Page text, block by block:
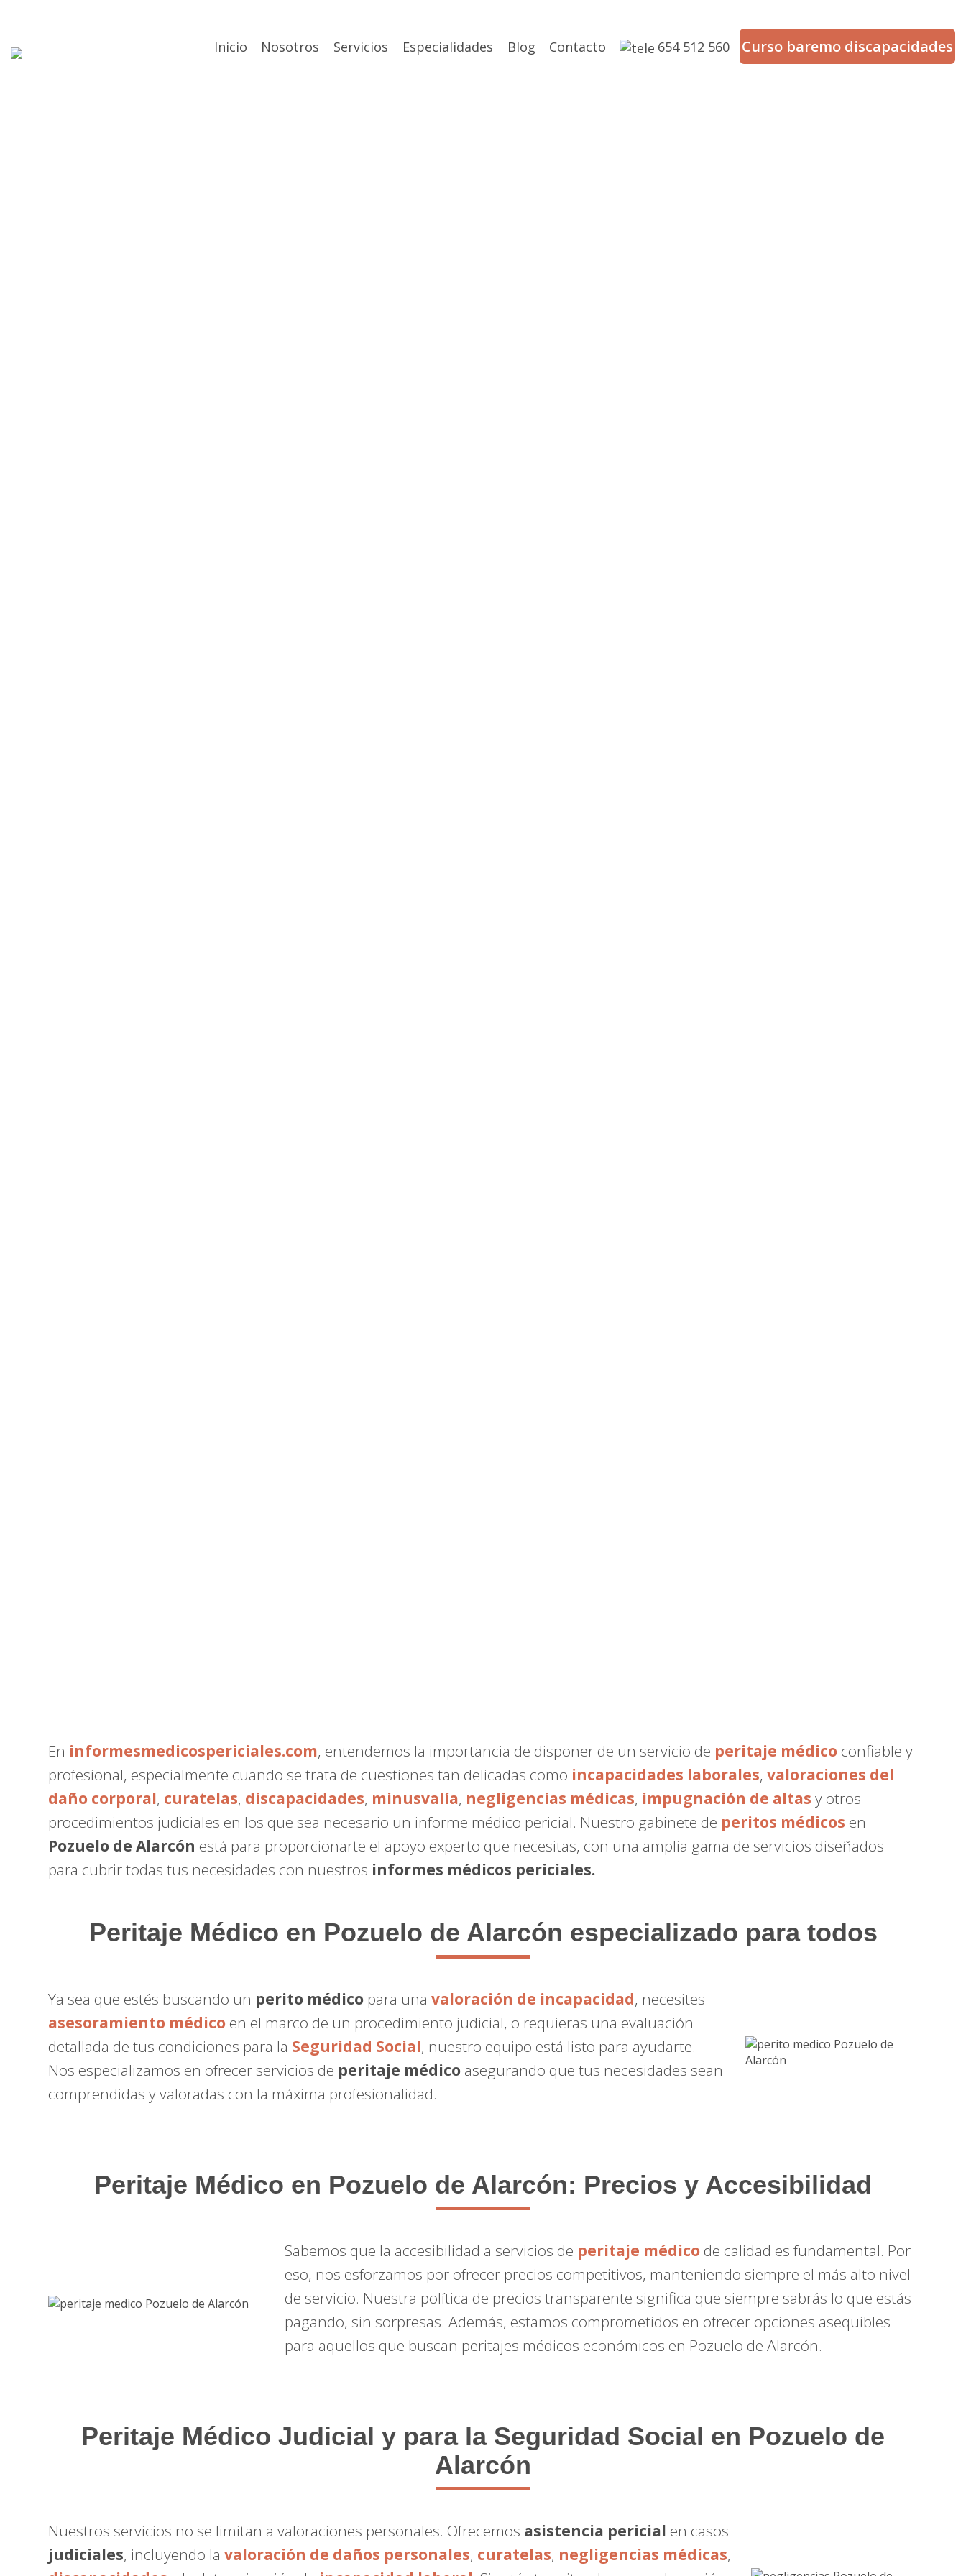
Inicio Nosotros Servicios Especialidades Blog Contacto 654 512 560 Curso baremo discapacidades
En informesmedicospericiales.com, entendemos la importancia de disponer de un servicio de peritaje médico confiable y
profesional, especialmente cuando se trata de cuestiones tan delicadas como incapacidades laborales,valoraciones del
daño corporal, curatelas, discapacidades, minusvalía, negligencias médicas, impugnación de altas y otros
procedimientos judiciales en los que sea necesario un informe médico pericial. Nuestro gabinete de peritos médicos en
Pozuelo de Alarcón está para proporcionarte el apoyo experto que necesitas, con una amplia gama de servicios diseñados
para cubrir todas tus necesidades con nuestros informes médicos periciales.
Peritaje Médico en Pozuelo de Alarcón especializado para todos
Ya sea que estés buscando un perito médico para unavaloración de incapacidad, necesites
asesoramiento médico en el marco de un procedimiento judicial, o requieras una evaluación
detallada de tus condiciones para la Seguridad Social, nuestro equipo está listo para ayudarte.
Nos especializamos en ofrecer servicios de peritaje médico asegurando que tus necesidades sean
comprendidas y valoradas con la máxima profesionalidad.
Peritaje Médico en Pozuelo de Alarcón: Precios y Accesibilidad
Sabemos que la accesibilidad a servicios de peritaje médico de calidad es fundamental. Por
eso, nos esforzamos por ofrecer precios competitivos, manteniendo siempre el más alto nivel
de servicio. Nuestra política de precios transparente significa que siempre sabrás lo que estás
pagando, sin sorpresas. Además, estamos comprometidos en ofrecer opciones asequibles
para aquellos que buscan peritajes médicos económicos en Pozuelo de Alarcón.
Peritaje Médico Judicial y para la Seguridad Social en Pozuelo de
Alarcón
Nuestros servicios no se limitan a valoraciones personales. Ofrecemos asistencia pericial en casos
judiciales, incluyendo lavaloración de daños personales, curatelas, negligencias médicas,